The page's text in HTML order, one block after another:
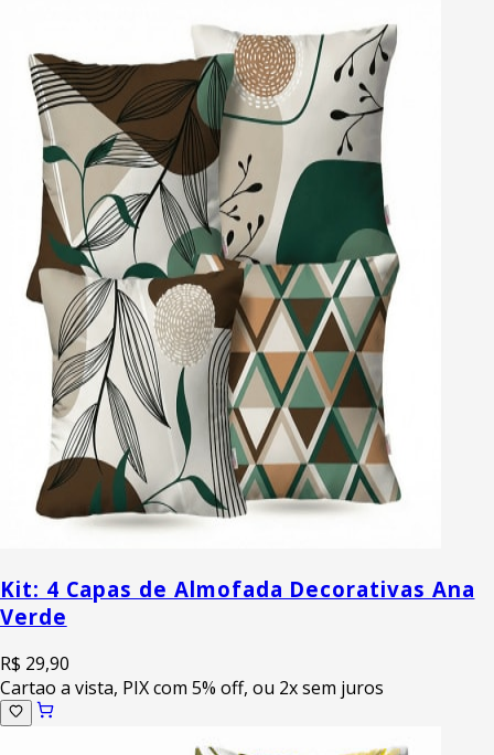
Kit: 4 Capas de Almofada Decorativas Ana
Verde
R$ 29,90
Cartao a vista, PIX com 5% off, ou 2x sem juros